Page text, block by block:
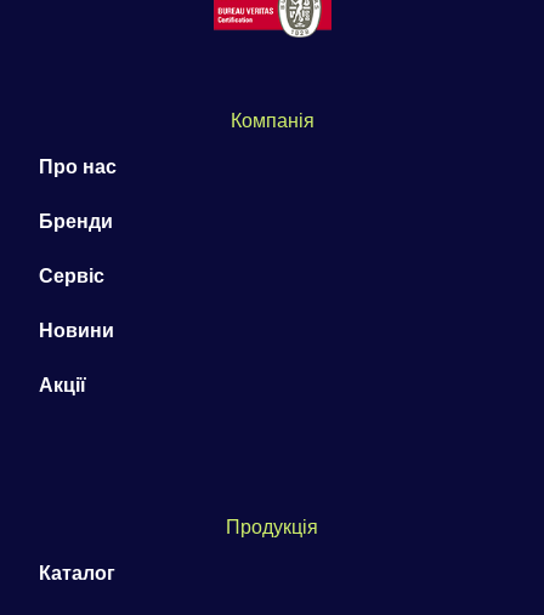
Компанія
Про нас
Бренди
Сервіс
Новини
Акції
Продукція
Каталог